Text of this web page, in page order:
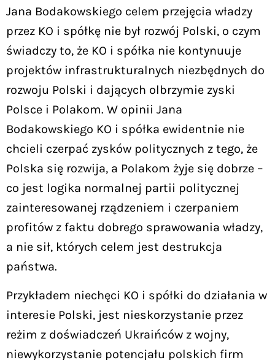
Jana Bodakowskiego celem przejęcia władzy
przez KO i spółkę nie był rozwój Polski, o czym
świadczy to, że KO i spółka nie kontynuuje
projektów infrastrukturalnych niezbędnych do
rozwoju Polski i dających olbrzymie zyski
Polsce i Polakom. W opinii Jana
Bodakowskiego KO i spółka ewidentnie nie
chcieli czerpać zysków politycznych z tego, że
Polska się rozwija, a Polakom żyje się dobrze –
co jest logika normalnej partii politycznej
zainteresowanej rządzeniem i czerpaniem
profitów z faktu dobrego sprawowania władzy,
a nie sił, których celem jest destrukcja
państwa.
Przykładem niechęci KO i spółki do działania w
interesie Polski, jest nieskorzystanie przez
reżim z doświadczeń Ukraińców z wojny,
niewykorzystanie potencjału polskich firm